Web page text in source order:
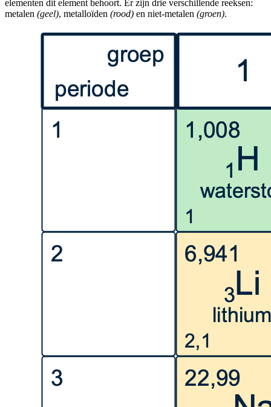
elementen dit element behoort. Er zijn drie verschillende reeksen:
metalen (geel), metalloïden (rood) en niet-metalen (groen).